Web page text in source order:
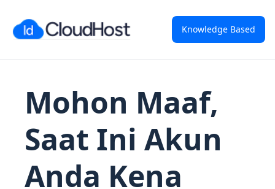
Knowledge Based
Mohon Maaf,
Saat Ini Akun
Anda Kena